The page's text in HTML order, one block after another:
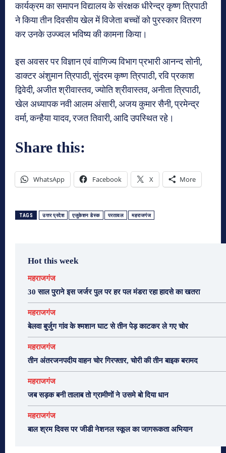
कार्यक्रम का समापन विद्यालय के संरक्षक धीरेन्द्र कृष्ण त्रिपाठी
ने किया तीन दिवसीय खेल में विजेता बच्चों को पुरस्कार वितरण
कर उनके उज्ज्वल भविष्य की कामना किया।
इस अवसर पर विज्ञान एवं वाणिज्य विभाग प्रभारी आनन्द सोनी,
डाक्टर अंशुमान त्रिपाठी, सुंदरम कृष्ण त्रिपाठी, रवि प्रकाश
द्विवेदी, अजीत श्रीवास्तव, ज्योति श्रीवास्तव, अनीता त्रिपाठी,
खेल अध्यापक नवी आलम अंसारी, अजय कुमार सैनी, प्रमेन्द्र
वर्मा, कन्हैया यादव, रजत तिवारी, आदि उपस्थित रहे।
Share this:
WhatsApp Facebook X More
TAGS उत्तर प्रदेश एजुकेशन डेस्क परतावल महराजगंज
Hot this week
महराजगंज
30 साल पुराने इस जर्जर पुल पर हर पल मंडरा रहा हादसे का खतरा
महराजगंज
बेलवा बुर्जुग गांव के श्मशान घाट से तीन पेड़ काटकर ले गए चोर
महराजगंज
तीन अंतरजनपदीय वाहन चोर गिरफ्तार, चोरी की तीन बाइक बरामद
महराजगंज
जब सड़क बनी तालाब तो ग्रामीणों ने उसमे बो दिया धान
महराजगंज
बाल श्रम दिवस पर जीडी नेशनल स्कूल का जागरूकता अभियान